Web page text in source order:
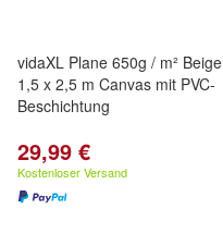
vidaXL Plane 650g / m² Beige
1,5 x 2,5 m Canvas mit PVC-
Beschichtung
29,99 €
Kostenloser Versand